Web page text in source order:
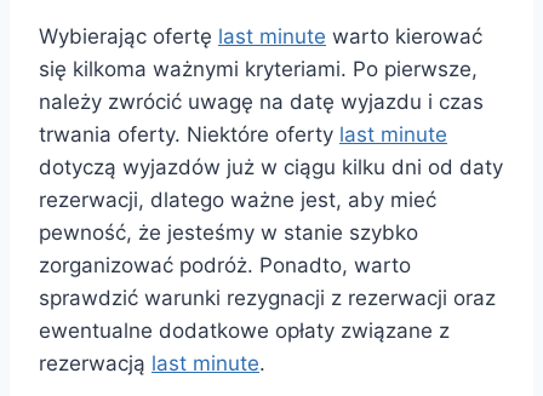
Wybierając ofertę last minute warto kierować
się kilkoma ważnymi kryteriami. Po pierwsze,
należy zwrócić uwagę na datę wyjazdu i czas
trwania oferty. Niektóre oferty last minute
dotyczą wyjazdów już w ciągu kilku dni od daty
rezerwacji, dlatego ważne jest, aby mieć
pewność, że jesteśmy w stanie szybko
zorganizować podróż. Ponadto, warto
sprawdzić warunki rezygnacji z rezerwacji oraz
ewentualne dodatkowe opłaty związane z
rezerwacją last minute.